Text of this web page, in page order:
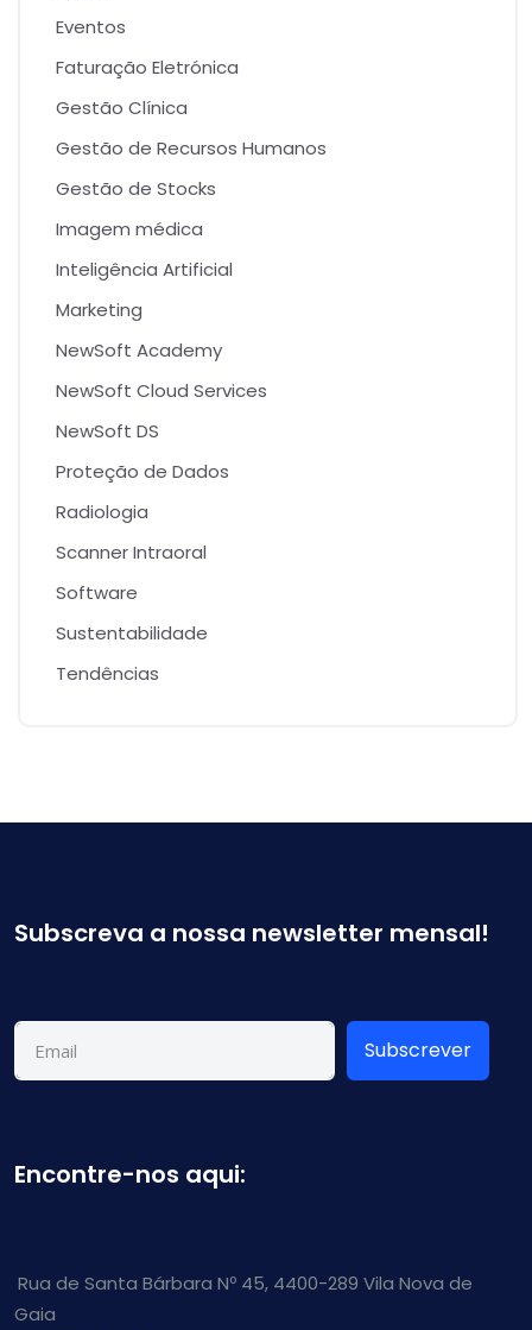
Eventos
Faturação Eletrónica
Gestão Clínica
Gestão de Recursos Humanos
Gestão de Stocks
Imagem médica
Inteligência Artificial
Marketing
NewSoft Academy
NewSoft Cloud Services
NewSoft DS
Proteção de Dados
Radiologia
Scanner Intraoral
Software
Sustentabilidade
Tendências
Subscreva a nossa newsletter mensal!
Subscrever
Encontre-nos aqui:
Rua de Santa Bárbara Nº 45, 4400-289 Vila Nova de
Gaia